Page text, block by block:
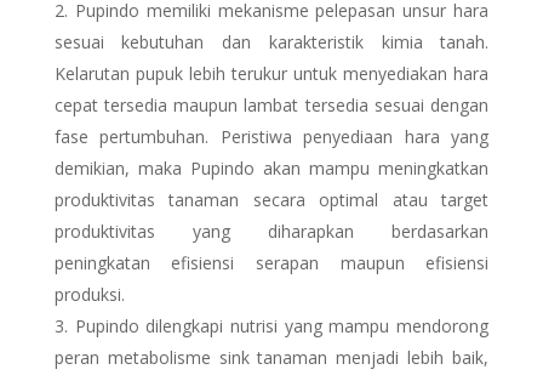
Pupindo memiliki mekanisme pelepasan unsur hara
sesuai kebutuhan dan karakteristik kimia tanah.
Kelarutan pupuk lebih terukur untuk menyediakan hara
cepat tersedia maupun lambat tersedia sesuai dengan
fase pertumbuhan. Peristiwa penyediaan hara yang
demikian, maka Pupindo akan mampu meningkatkan
produktivitas tanaman secara optimal atau target
produktivitas yang diharapkan berdasarkan
peningkatan efisiensi serapan maupun efisiensi
produksi.
Pupindo dilengkapi nutrisi yang mampu mendorong
peran metabolisme sink tanaman menjadi lebih baik,